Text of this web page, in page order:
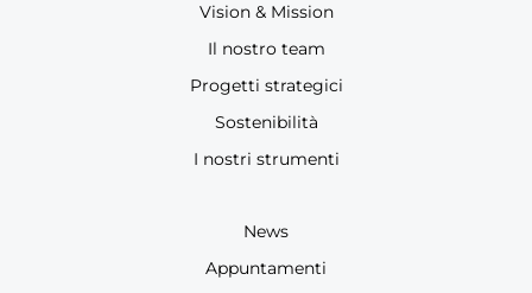
Vision & Mission
Il nostro team
Progetti strategici
Sostenibilità
I nostri strumenti
News
Appuntamenti